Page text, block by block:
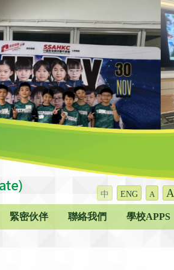
中 ENG A A
緊密伙伴 聯絡我們 學校APPS